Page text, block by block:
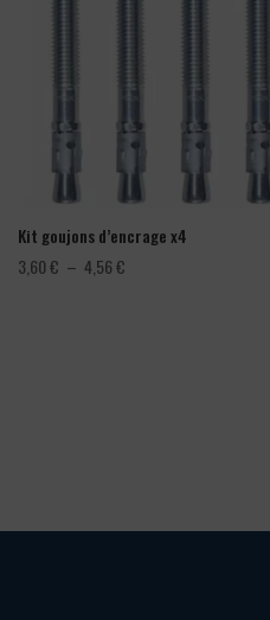
Kit goujons d’encrage x4
3,60€ – 4,56€